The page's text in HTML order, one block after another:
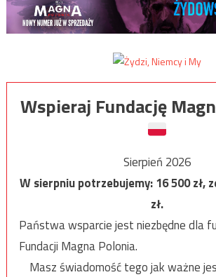
Wspieraj Fundację
Sierpień 2026
W sierpniu potrzebujemy:16 500zł,
zł.
Państwa wsparcie jest niezbędne dla
Fundacji Magna Polonia.
Masz świadomość tego jak ważne